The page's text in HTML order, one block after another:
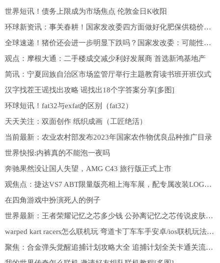
世界短讯！债务上限成为市场焦点 伦敦金日K收阳
环球新资讯：事关春耕！国家发改委四方面做好化肥保供稳价工作
全球速递！猪价还会进一步明显下跌吗？国家发改委：可能性较小
观点：摩根大通：二手楼成交减少利好发展商 首选新鸿基地产
简讯：宁夏回族自治区市场监管厅举行主题教育读书班开班仪式
汉字找茬王谣找出攻略 谣找出18个字答案分享[多图]
环球短讯！fat32与exfat的区别（fat32）
天天关注：双面创作 纸织成画（工匠绝活）
当前最新：农业农村部发布2023年国家农作物优良品种推广目录
世界快报:内裤真的不能泡一夜吗
奔驰果然没让国人失望，AMG C43 旅行版正式上市
观焦点：捷达VS7 ABT限量版亮相上海车展，配专属改装LOGO，限量发售3000台
在四角游戏中扮演死人的例子
世界最新：王者荣耀记忆之芯多少钱 公孙离记忆之芯传说皮肤价格[多图]
warped kart racers怎么联机玩 弯道卡丁车车手安卓/ios联机玩法一览[多图]
聚焦：合金弹头觉醒追捕计划攻略大全 追捕计划全关卡通关流程一览[多图]